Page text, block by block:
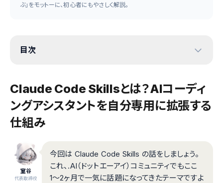
ぶ」をモットーに、初心者にもやさしく解説。
目次
Claude Code Skillsとは？AIコーディ
ングアシスタントを自分専用に拡張する
仕組み
室谷
代表取締役
今回は Claude Code Skills の話をしましょう。
これ、.AI（ドットエーアイ）コミュニティでもここ
1〜2ヶ月で一気に話題になってきたテーマですよ